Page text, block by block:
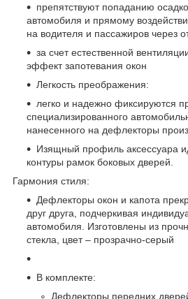
препятствуют попаданию
автомобиля и прямому
на водителя и пассажиров через
за счет естественной
эффект запотевания окон
Легкость преображения:
легко и надежно фиксируются
специализированного
нанесенного на дефлекторы
Изящный профиль аксессуара
контуры рамок боковых дверей.
Гармония стиля:
Дефлекторы окон и капота
друг друга, подчеркивая
автомобиля. Изготовлены из
стекла, цвет – прозрачно-серый
В комплекте:
Дефлекторы передних